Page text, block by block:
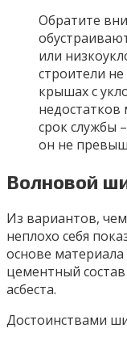
Обратите
или
строители
крышах с
срок службы
он не
Волновой
Из вариантов,
неплохо себя
основе
цементный
асбеста.
Достоинствами